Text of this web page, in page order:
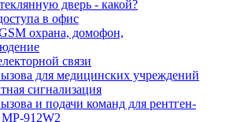
дверь - какой?
в офис
охрана, домофон,
связи
для медицинских учреждений
сигнализация
и подачи команд для рентген-
912W2